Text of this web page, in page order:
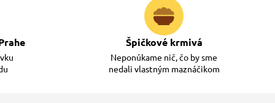
Špičkové krmivá
Neponúkame nič, čo by sme
nedali vlastným maznáčikom